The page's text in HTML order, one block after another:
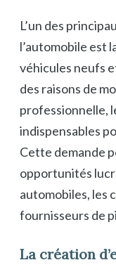
L’un des
l’automobile est
véhicules neufs
des raisons de
professionnelle,
indispensables
Cette demande
opportunités
automobiles, les
fournisseurs de
La création